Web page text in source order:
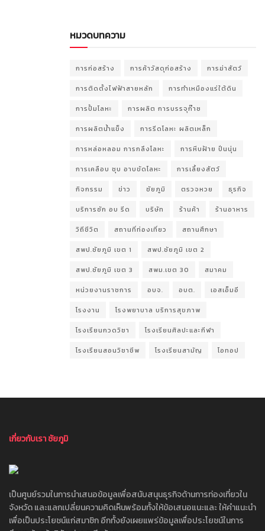
หมวดบทความ
การก่อสร้าง การค้าวัสดุก่อสร้าง การฆ่าสัตว์
การติดตั้งไฟฟ้าสายหลัก การทำเหมืองแร่ใต้ดิน
การปั้มโลหะ การผลิต การบรรจุก๊าซ
การผลิตน้ำแข็ง การรีดโลหะ ผลิตเหล็ก
การหล่อหลอม การกลึงโลหะ การหีบฝ้าย ปั่นนุ่น
การเคลือบ ชุบ อาบขัดโลหะ การเลี้ยงสัตว์
กิจกรรม ข่าว ชัยภูมิ ตรวจหวย ธุรกิจ
บริการซัก อบ รีด บริษัท ร้านค้า ร้านอาหาร
วิถีชีวิต สถานที่ท่องเที่ยว สถานศึกษา
สพป.ชัยภูมิ เขต 1 สพป.ชัยภูมิ เขต 2
สพป.ชัยภูมิ เขต 3 สพม.เขต 30 สมาคม
หน่วยงานราชการ อบจ. อบต. เอสเอ็มอี
โรงงาน โรงพยาบาล บริการสุขภาพ
โรงเรียนกวดวิชา โรงเรียนศิลปะและกีฬา
โรงเรียนสอนวิชาชีพ โรงเรียนสามัญ โอทอป
เกี่ยวกับเรา ชัยภูมิ
เป็นศูนย์รวมในการนำเสนอข้อมูลเพื่อสนับสนุนธุรกิจด้านการท่องเที่ยวใน
จังหวัด และแลกเปลี่ยนความคิดเห็นพร้อมทั้งให้ข้อเสนอแนะและ ให้คำแนะนำ
เพื่อเป็นประโยชน์แก่สมาชิก อีกทั้งยังเผยแพร่ข้อมูลเพื่อประโยชน์ในการ